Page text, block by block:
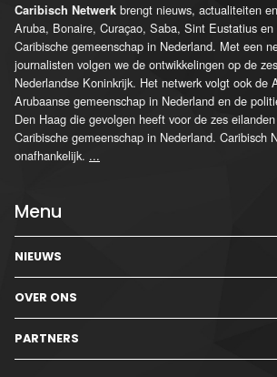
Caribisch Netwerk brengt nieuws, actualiteiten
Aruba, Bonaire, Curaçao, Saba, Sint Eustatius
Caribische gemeenschap in Nederland. Met een
journalisten volgen we de ontwikkelingen op de
Nederlandse Koninkrijk. Het netwerk volgt ook de
Arubaanse gemeenschap in Nederland en de
Den Haag die gevolgen heeft voor de zes
Caribische gemeenschap in Nederland. Caribisch
onafhankelijk. ...
Menu
NIEUWS
OVER ONS
PARTNERS